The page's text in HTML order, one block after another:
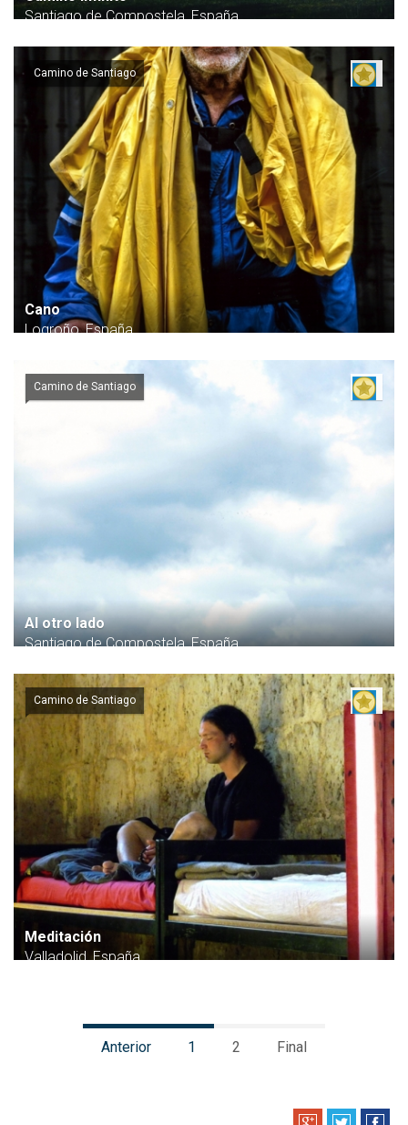
Santiago de Compostela, España
Camino de Santiago
Cano
Logroño, España
Camino de Santiago
Al otro lado
Santiago de Compostela, España
Camino de Santiago
Meditación
Valladolid, España
Anterior 1 2 Final